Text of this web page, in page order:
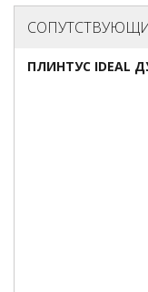
ПЛИНТУС IDEAL